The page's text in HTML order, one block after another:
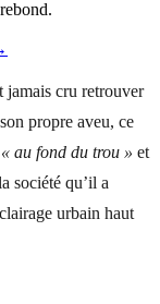
jamais cru retrouver
propre aveu, ce
« au fond du trou » et
société qu’il a
urbain haut